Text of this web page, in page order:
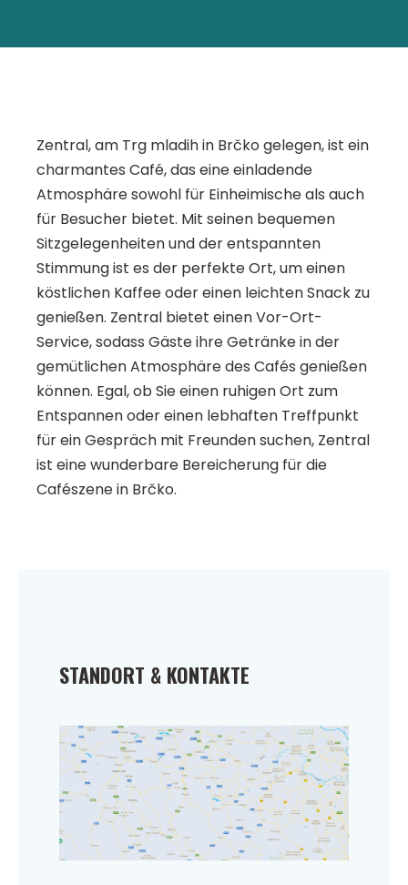
Zentral, am Trg mladih in Brčko gelegen, ist ein
charmantes Café, das eine einladende
Atmosphäre sowohl für Einheimische als auch
für Besucher bietet. Mit seinen bequemen
Sitzgelegenheiten und der entspannten
Stimmung ist es der perfekte Ort, um einen
köstlichen Kaffee oder einen leichten Snack zu
genießen. Zentral bietet einen Vor-Ort-
Service, sodass Gäste ihre Getränke in der
gemütlichen Atmosphäre des Cafés genießen
können. Egal, ob Sie einen ruhigen Ort zum
Entspannen oder einen lebhaften Treffpunkt
für ein Gespräch mit Freunden suchen, Zentral
ist eine wunderbare Bereicherung für die
Cafészene in Brčko.
STANDORT & KONTAKTE